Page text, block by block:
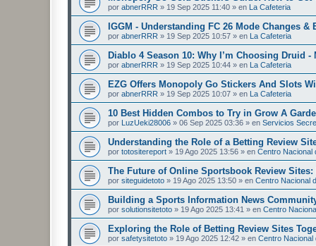
por abnerRRR » 19 Sep 2025 11:40 » en La Cafeteria
IGGM - Understanding FC 26 Mode Changes &
por abnerRRR » 19 Sep 2025 10:57 » en La Cafeteria
Diablo 4 Season 10: Why I’m Choosing Druid
por abnerRRR » 19 Sep 2025 10:44 » en La Cafeteria
EZG Offers Monopoly Go Stickers And Slots
por abnerRRR » 19 Sep 2025 10:07 » en La Cafeteria
10 Best Hidden Combos to Try in Grow A
por LuzUeki28006 » 06 Sep 2025 03:36 » en Servicios
Understanding the Role of a Betting Review
por totositereport » 19 Ago 2025 13:56 » en Centro Nacional
The Future of Online Sportsbook Review
por siteguidetoto » 19 Ago 2025 13:50 » en Centro Nacional
Building a Sports Information News
por solutionsitetoto » 19 Ago 2025 13:41 » en Centro
Exploring the Role of Betting Review Sites
por safetysitetoto » 19 Ago 2025 12:42 » en Centro Nacional